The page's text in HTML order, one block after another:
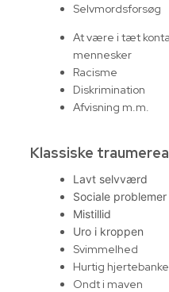
Selvmordsforsøg
At være i tæt
mennesker
Racisme
Diskrimination
Afvisning m.m.
Klassiske
Lavt selvværd
Sociale problemer
Mistillid
Uro i kroppen
Svimmelhed
Hurtig
Ondt i maven